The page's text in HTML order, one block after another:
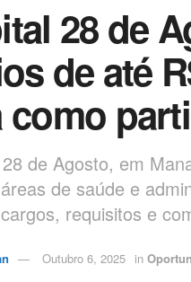
28 de
de até
como
de Agosto, em
de saúde e
requisitos e
Outubro 6, 2025 in